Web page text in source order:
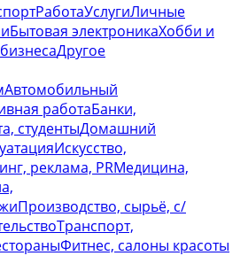
РаботаУслугиЛичные
Бытовая электроникаХобби и
Другое
Автомобильный
работаБанки,
студентыДомашний
Искусство,
реклама, PRМедицина,
Производство, сырьё, с/
Транспорт,
Фитнес, салоны красоты